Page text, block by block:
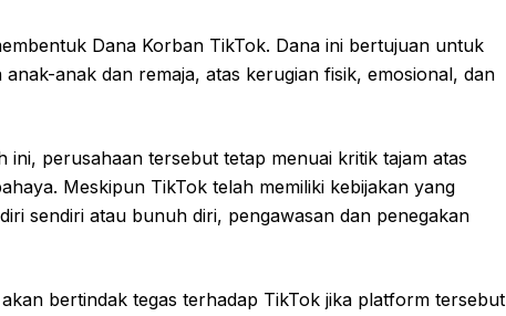
Dana Korban TikTok. Dana ini bertujuan untuk
anak dan remaja, atas kerugian fisik, emosional, dan
perusahaan tersebut tetap menuai kritik tajam atas
Meskipun TikTok telah memiliki kebijakan yang
sendiri atau bunuh diri, pengawasan dan penegakan
bertindak tegas terhadap TikTok jika platform tersebut